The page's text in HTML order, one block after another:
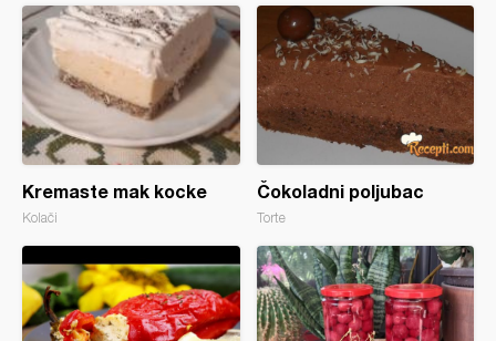
Kremaste mak kocke
Kolači
Čokoladni poljubac
Torte